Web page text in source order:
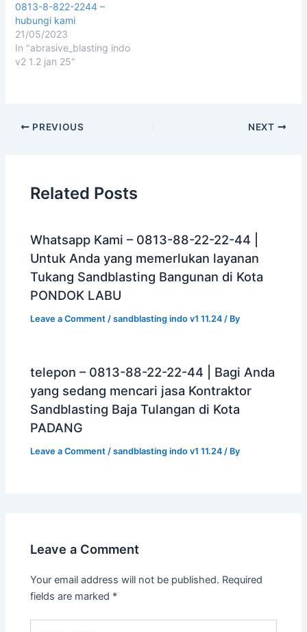
0813-8-822-2244 –
hubungi kami
21/05/2023
In "abrasive_blasting indo
v2 1.2 jan 25"
PREVIOUS NEXT
Related Posts
Whatsapp Kami – 0813-88-22-22-44 |
Untuk Anda yang memerlukan layanan
Tukang Sandblasting Bangunan di Kota
PONDOK LABU
Leave a Comment /sandblasting indo v1 11.24 / By
telepon – 0813-88-22-22-44 | Bagi Anda
yang sedang mencari jasa Kontraktor
Sandblasting Baja Tulangan di Kota
PADANG
Leave a Comment /sandblasting indo v1 11.24 / By
Leave a Comment
Your email address will not be published. Required
fields are marked *